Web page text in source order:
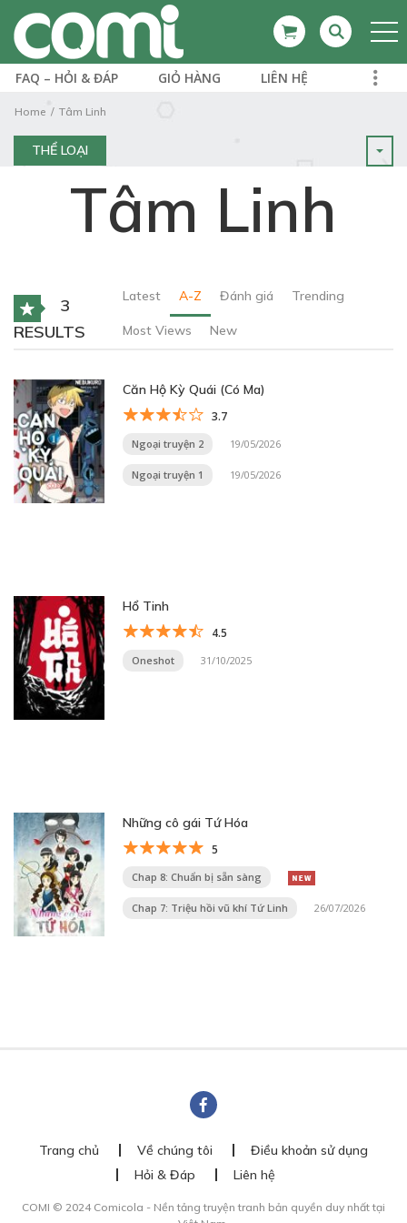
FAQ – HỎI & ĐÁP GIỎ HÀNG LIÊN HỆ
Home Tâm Linh
THỂ LOẠI
Tâm Linh
3
RESULTS
Latest A-Z Đánh giá Trending
Most Views New
Căn Hộ Kỳ Quái (Có Ma)
3.7
Ngoại truyện 2 19/05/2026
Ngoại truyện 1 19/05/2026
Hổ Tinh
4.5
Oneshot 31/10/2025
Những cô gái Tứ Hóa
5
Chap 8: Chuẩn bị sẵn sàng
Chap 7: Triệu hồi vũ khí Tứ Linh 26/07/2026
Trang chủ Về chúng tôi
Điều khoản sử dụng
Hỏi & Đáp
Liên hệ
COMI © 2024 Comicola - Nền tảng truyện tranh bản quyền duy nhất tại